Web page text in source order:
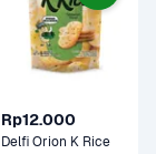
Rp12.000
Delfi Orion K Rice